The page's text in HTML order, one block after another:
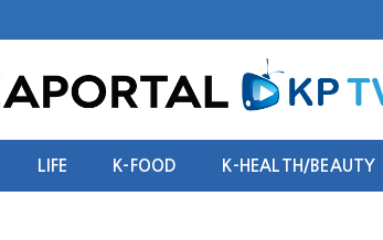
LIFE K-FOOD K-HEALTH/BEAUTY